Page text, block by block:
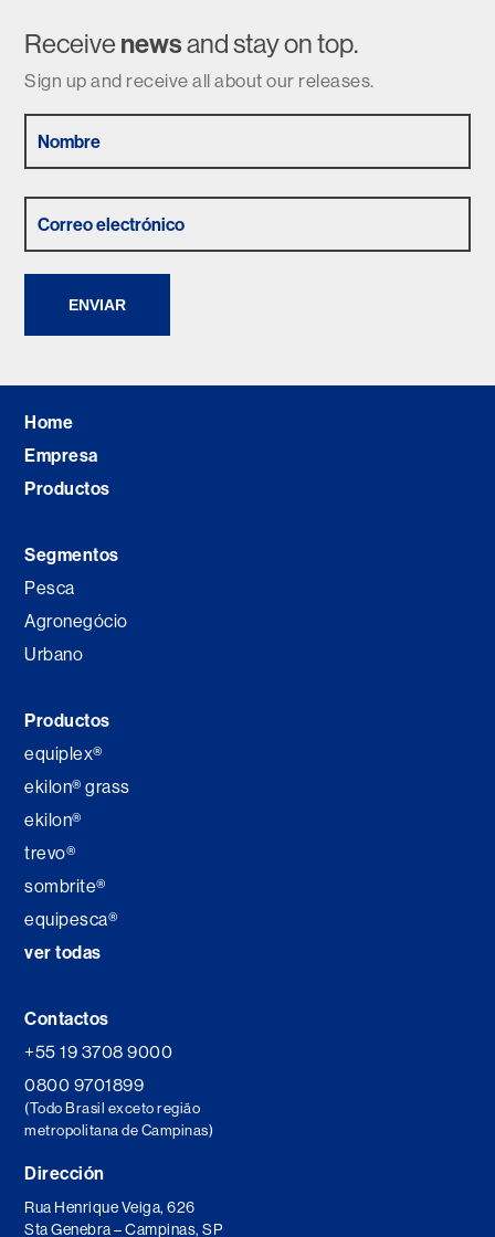
Receive newsand stay on top.
Sign up and receive all about our releases.
ENVIAR
Home
Empresa
Productos
Segmentos
Pesca
Agronegócio
Urbano
Productos
equiplex®
ekilon® grass
ekilon®
trevo®
sombrite®
equipesca®
ver todas
Contactos
+55 19 3708 9000
0800 9701899
(Todo Brasil exceto região
metropolitana de Campinas)
Dirección
Rua Henrique Veiga, 626
Sta Genebra – Campinas, SP